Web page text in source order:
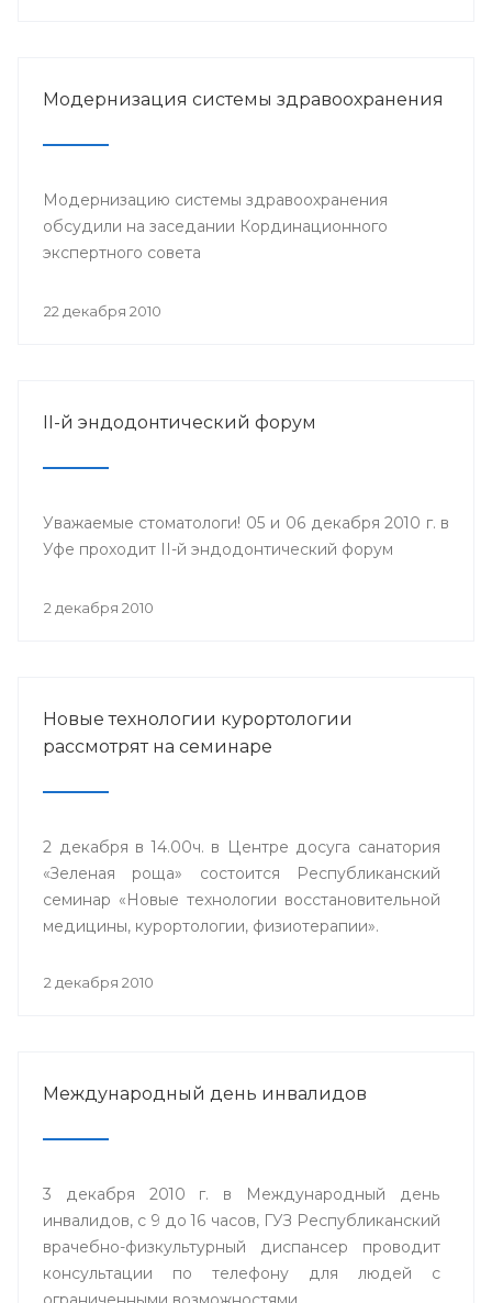
Модернизация системы здравоохранения
Модернизацию системы здравоохранения
обсудили на заседании Кординационного
экспертного совета
22 декабря 2010
II-й эндодонтический форум
Уважаемые стоматологи! 05 и 06 декабря 2010 г. в
Уфе проходит II-й эндодонтический форум
2 декабря 2010
Новые технологии курортологии
рассмотрят на семинаре
2 декабря в 14.00ч. в Центре досуга санатория
«Зеленая роща» состоится Республиканский
семинар «Новые технологии восстановительной
медицины, курортологии, физиотерапии».
2 декабря 2010
Международный день инвалидов
3 декабря 2010 г. в Международный день
инвалидов, с 9 до 16 часов, ГУЗ Республиканский
врачебно-физкультурный диспансер проводит
консультации по телефону для людей с